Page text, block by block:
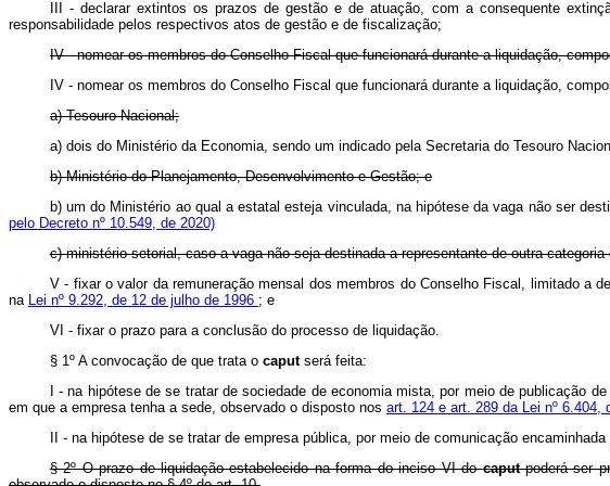
III - declarar extintos os prazos de gestão e de atuação, com a consequente
responsabilidade pelos respectivos atos de gestão e de fiscalização;
IV - nomear os membros do Conselho Fiscal que funcionará durante a liquidação,
IV - nomear os membros do Conselho Fiscal que funcionará durante a liquidação,
a) Tesouro Nacional;
a) dois do Ministério da Economia, sendo um indicado pela Secretaria do Tesouro
b) Ministério do Planejamento, Desenvolvimento e Gestão; e
b) um do Ministério ao qual a estatal esteja vinculada, na hipótese da vaga não ser
pelo Decreto nº 10.549, de 2020)
c) ministério setorial, caso a vaga não seja destinada a representante de outra
V - fixar o valor da remuneração mensal dos membros do Conselho Fiscal, limitado a
na Lei nº 9.292, de 12 de julho de 1996 ; e
VI - fixar o prazo para a conclusão do processo de liquidação.
§ 1º A convocação de que trata o caput será feita:
I - na hipótese de se tratar de sociedade de economia mista, por meio de publicação
em que a empresa tenha a sede, observado o disposto nos art. 124 e art. 289 da Lei nº 6.404,
II - na hipótese de se tratar de empresa pública, por meio de comunicação
§ 2º O prazo de liquidação estabelecido na forma do inciso VI docaputpoderá ser